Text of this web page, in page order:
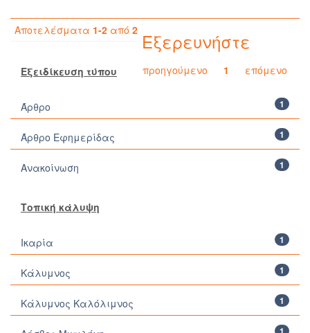
Αποτελέσματα 1-2 από 2
προηγούμενο 1 επόμενο
Εξερευνήστε
Εξειδίκευση τύπου
1
Άρθρο
1
Άρθρο Εφημερίδας
1
Ανακοίνωση
Τοπική κάλυψη
1
Ικαρία
1
Κάλυμνος
1
Κάλυμνος Καλόλιμνος